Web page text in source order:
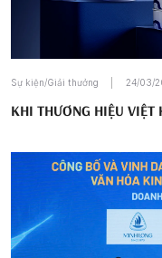
Sự kiện/Giải thưởng 24/03/
KHI THƯƠNG HIỆU VIỆT